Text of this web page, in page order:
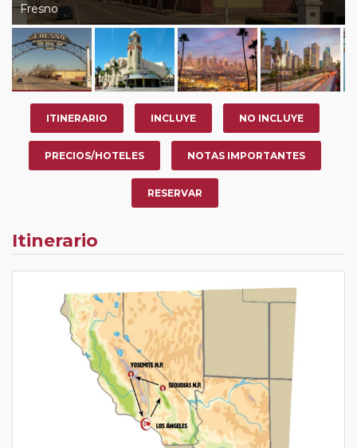
Fresno
ITINERARIO INCLUYE NO INCLUYE
PRECIOS/HOTELES NOTAS IMPORTANTES
RESERVAR
Itinerario